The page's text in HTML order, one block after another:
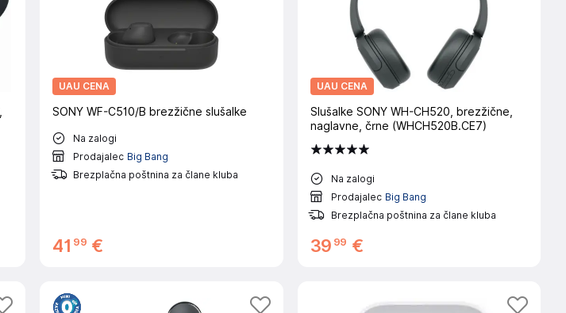
UAU CENA
SONY WF-C510/B brezžične slušalke
Na zalogi
Prodajalec Big Bang
Brezplačna poštnina za člane kluba
41 99 €
UAU CENA
Slušalke SONY WH-CH520, brezžične,
naglavne, črne (WHCH520B.CE7)
Na zalogi
Prodajalec Big Bang
Brezplačna poštnina za člane kluba
39 99 €